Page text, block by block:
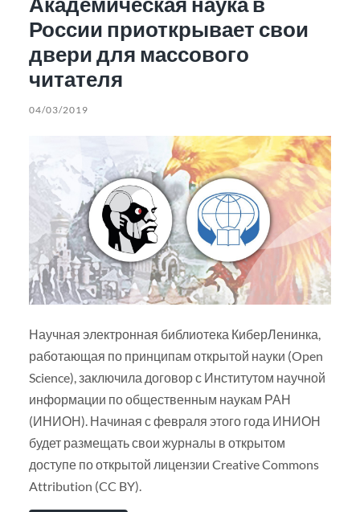
России приоткрывает свои
двери для массового
читателя
04/03/2019
Научная электронная библиотека КиберЛенинка,
работающая по принципам открытой науки (Open
Science), заключила договор с Институтом научной
информации по общественным наукам РАН
(ИНИОН). Начиная с февраля этого года ИНИОН
будет размещать свои журналы в открытом
доступе по открытой лицензии Creative Commons
Attribution (CC BY).